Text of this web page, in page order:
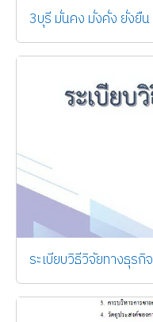
3บุรี มั่นคง มั่งคั่ง ยั่งยืน
ระเบียบวิธีวิจัยทางธุรกิจ